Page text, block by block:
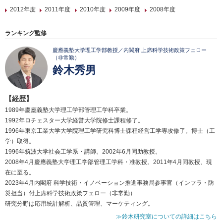
2012年度
2011年度 2010年度 2009年度 2008年度
ランキング監修
慶應義塾大学理工学部教授／内閣府 上席科学技術政策フェロー
（非常勤）
鈴木秀男
【経歴】
1989年慶應義塾大学理工学部管理工学科卒業。
1992年ロチェスター大学経営大学院修士課程修了。
1996年東京工業大学大学院理工学研究科博士課程経営工学専攻修了。博士（工
学）取得。
1996年筑波大学社会工学系・講師。2002年6月同助教授。
2008年4月慶應義塾大学理工学部管理工学科・准教授。2011年4月同教授、現
在に至る。
2023年4月内閣府 科学技術・イノベーション推進事務局参事官（インフラ・防
災担当）付上席科学技術政策フェロー（非常勤）
研究分野は応用統計解析、品質管理、マーケティング。
≫鈴木研究室についての詳細はこちら